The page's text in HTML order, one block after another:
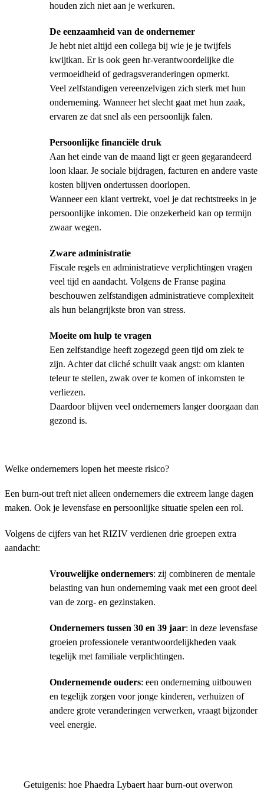
houden zich niet aan je werkuren.
De eenzaamheid van de ondernemer
Je hebt niet altijd een collega bij wie je je twijfels
kwijtkan. Er is ook geen hr-verantwoordelijke die
vermoeidheid of gedragsveranderingen opmerkt.
Veel zelfstandigen vereenzelvigen zich sterk met hun
onderneming. Wanneer het slecht gaat met hun zaak,
ervaren ze dat snel als een persoonlijk falen.
Persoonlijke financiële druk
Aan het einde van de maand ligt er geen gegarandeerd
loon klaar. Je sociale bijdragen, facturen en andere vaste
kosten blijven ondertussen doorlopen.
Wanneer een klant vertrekt, voel je dat rechtstreeks in je
persoonlijke inkomen. Die onzekerheid kan op termijn
zwaar wegen.
Zware administratie
Fiscale regels en administratieve verplichtingen vragen
veel tijd en aandacht. Volgens de Franse pagina
beschouwen zelfstandigen administratieve complexiteit
als hun belangrijkste bron van stress.
Moeite om hulp te vragen
Een zelfstandige heeft zogezegd geen tijd om ziek te
zijn. Achter dat cliché schuilt vaak angst: om klanten
teleur te stellen, zwak over te komen of inkomsten te
verliezen.
Daardoor blijven veel ondernemers langer doorgaan dan
gezond is.
Welke ondernemers lopen het meeste risico?
Een burn-out treft niet alleen ondernemers die extreem lange dagen
maken. Ook je levensfase en persoonlijke situatie spelen een rol.
Volgens de cijfers van het RIZIV verdienen drie groepen extra
aandacht:
Vrouwelijke ondernemers: zij combineren de mentale
belasting van hun onderneming vaak met een groot deel
van de zorg- en gezinstaken.
Ondernemers tussen 30 en 39 jaar: in deze levensfase
groeien professionele verantwoordelijkheden vaak
tegelijk met familiale verplichtingen.
Ondernemende ouders: een onderneming uitbouwen
en tegelijk zorgen voor jonge kinderen, verhuizen of
andere grote veranderingen verwerken, vraagt bijzonder
veel energie.
Getuigenis: hoe Phaedra Lybaert haar burn-out overwon